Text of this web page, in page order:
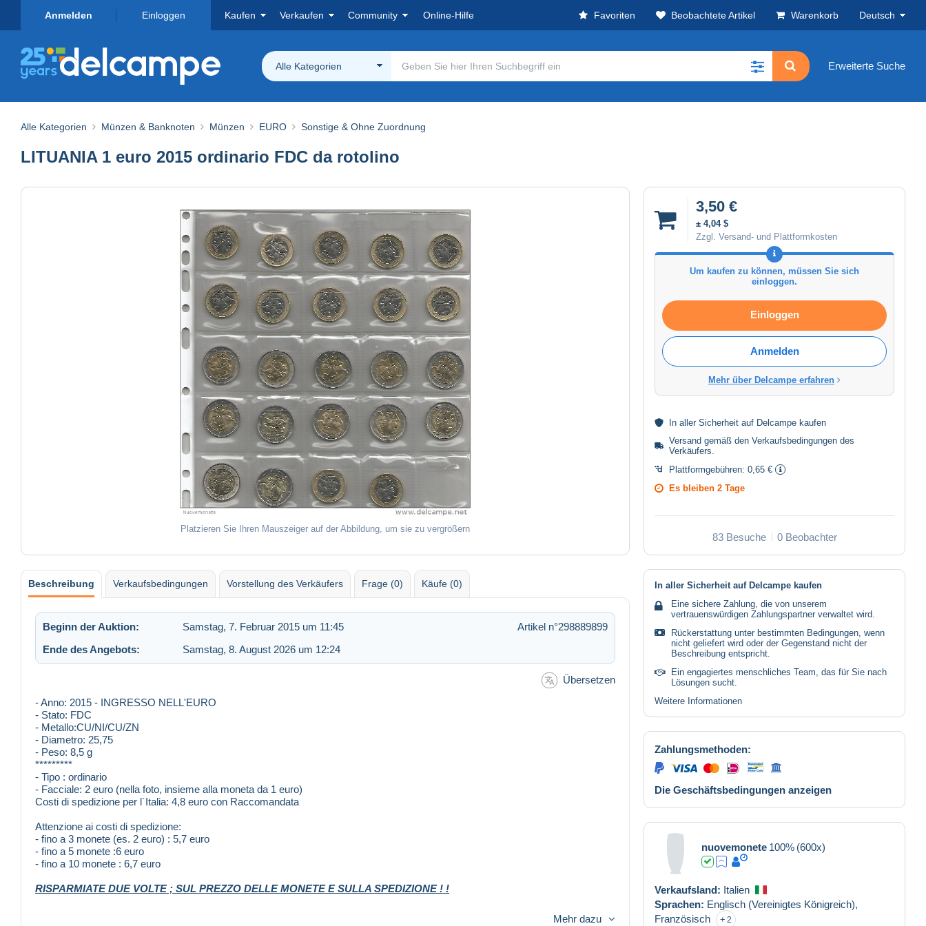
Anmelden Einloggen Kaufen Verkaufen Community Online-Hilfe Favoriten Beobachtete Artikel Warenkorb Deutsch
Alle Kategorien Erweiterte Suche
Alle Kategorien Münzen & Banknoten Münzen EURO Sonstige & Ohne Zuordnung
LITUANIA 1 euro 2015 ordinario FDC da rotolino
Platzieren Sie Ihren Mauszeiger auf der Abbildung, um sie zu vergrößern
3,50 €
± 4,04 $
Zzgl. Versand- und Plattformkosten
Um kaufen zu können, müssen Sie sich
einloggen.
Einloggen
Anmelden
Mehr über Delcampe erfahren
In aller Sicherheit auf Delcampe kaufen
Versand gemäß den Verkaufsbedingungen des
Verkäufers
Plattformgebühren: 0,65 €
Es bleiben 2 Tage
83 Besuche 0 Beobachter
Beschreibung Verkaufsbedingungen Vorstellung des Verkäufers Frage (0) Käufe (0)
Beginn der Auktion: Samstag, 7. Februar 2015 um 11:45
Artikel n°298889899
Ende des Angebots:
Samstag, 8. August 2026 um 12:24
Übersetzen
- Anno: 2015 - INGRESSO NELL'EURO
- Stato: FDC
- Metallo:CU/NI/CU/ZN
- Diametro: 25,75
- Peso: 8,5 g
*********
- Tipo : ordinario
- Facciale: 2 euro (nella foto, insieme alla moneta da 1 euro)
Costi di spedizione per l´Italia: 4,8 euro con Raccomandata
Attenzione ai costi di spedizione:
- fino a 3 monete (es. 2 euro) : 5,7 euro
- fino a 5 monete :6 euro
- fino a 10 monete : 6,7 euro
RISPARMIATE DUE VOLTE ; SUL PREZZO DELLE MONETE E SULLA SPEDIZIONE ! !
Mehr dazu
In aller Sicherheit auf Delcampe kaufen
Eine sichere Zahlung, die von unserem
vertrauenswürdigen Zahlungspartner verwaltet wird.
Rückerstattung unter bestimmten Bedingungen, wenn
nicht geliefert wird oder der Gegenstand nicht der
Beschreibung entspricht.
Ein engagiertes menschliches Team, das für Sie nach
Lösungen sucht.
Weitere Informationen
Zahlungsmethoden:
Die Geschäftsbedingungen anzeigen
nuovemonete 100% (600x)
Verkaufsland: Italien
Sprachen: Englisch (Vereinigtes Königreich),
Französisch
2